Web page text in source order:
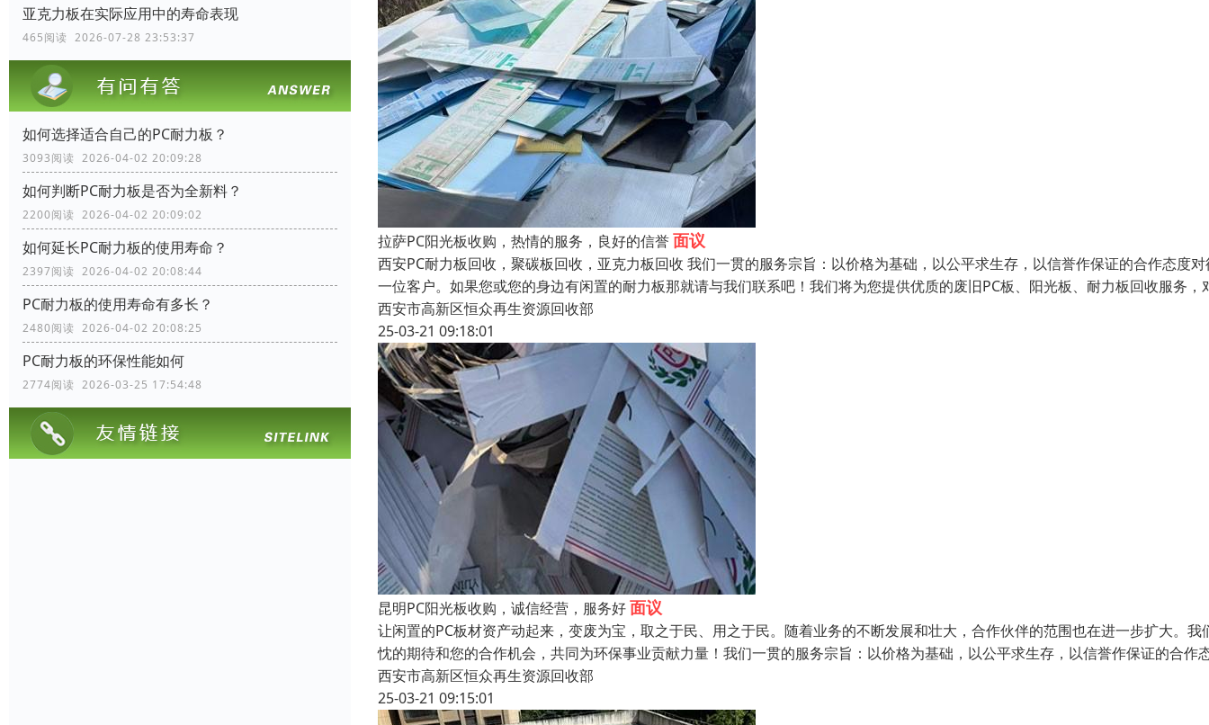
亚克力板在实际应用中的寿命表现
465阅读 2026-07-28 23:53:37
如何选择适合自己的PC耐力板？
3093阅读 2026-04-02 20:09:28
如何判断PC耐力板是否为全新料？
2200阅读 2026-04-02 20:09:02
如何延长PC耐力板的使用寿命？
2397阅读 2026-04-02 20:08:44
PC耐力板的使用寿命有多长？
2480阅读 2026-04-02 20:08:25
PC耐力板的环保性能如何
2774阅读 2026-03-25 17:54:48
拉萨PC阳光板收购，热情的服务，良好的信誉面议
西安PC耐力板回收，聚碳板回收，亚克力板回收 我们一贯的服务宗旨：以价格为基础，以公平求生存，以信誉作保证的合作态度
一位客户。如果您或您的身边有闲置的耐力板那就请与我们联系吧！我们将为您提供优质的废旧PC板、阳光板、耐力板回收服务，
西安市高新区恒众再生资源回收部
25-03-21 09:18:01
昆明PC阳光板收购，诚信经营，服务好面议
让闲置的PC板材资产动起来，变废为宝，取之于民、用之于民。随着业务的不断发展和壮大，合作伙伴的范围也在进一步扩大。我
忱的期待和您的合作机会，共同为环保事业贡献力量！我们一贯的服务宗旨：以价格为基础，以公平求生存，以信誉作保证的合作
西安市高新区恒众再生资源回收部
25-03-21 09:15:01